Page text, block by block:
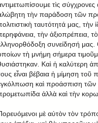
τὶς
τὴν παράδοση τῶν
ταυτότητά μας,
τὴν ἀξιοπρέπεια,
συνείδησή
τὴ μνήμη σήμερα
Καὶ ἡ καλύτερη
εἶναι βέβαια ἡ μίμηση τοῦ
καὶ προάσπιση
ἀλλὰ καὶ τὴν
μὲ αὐτὸν τὸν